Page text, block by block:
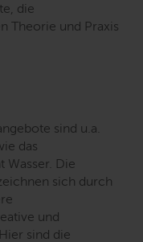
die
Theorie und Praxis
sind u.a.
das
Wasser. Die
sich durch
und
sind die